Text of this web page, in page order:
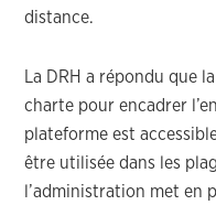
distance.
La DRH a répondu que
charte pour encadrer
plateforme est
être utilisée dans les
l’administration met en